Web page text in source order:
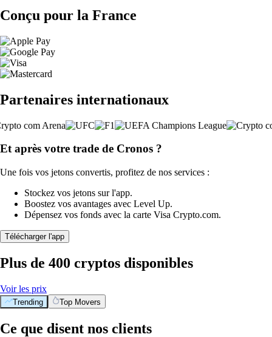
Conçu pour la France
Partenaires internationaux
Et après votre trade de Cronos ?
Une fois vos jetons convertis, profitez de nos services :
Stockez vos jetons sur l'app.
Boostez vos avantages avec Level Up.
Dépensez vos fonds avec la carte Visa Crypto.com.
Télécharger l'app
Plus de 400 cryptos disponibles
Voir les prix
Trending Top Movers
Ce que disent nos clients